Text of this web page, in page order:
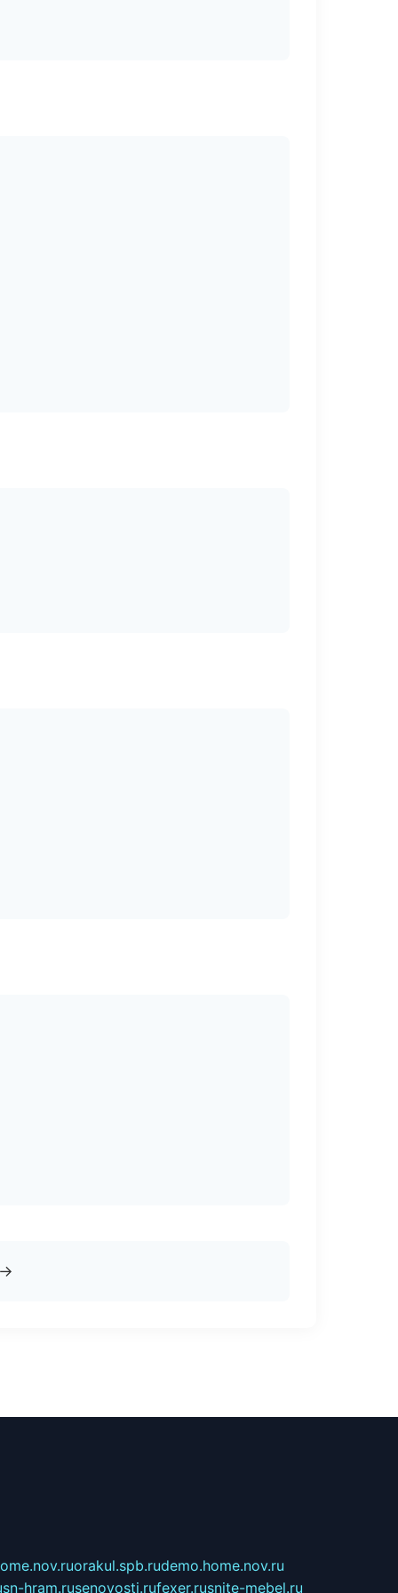
orakul.spb.rudemo.home.nov.ru
sn-hram.rusenovosti.rufexer.rusnite-mebel.ru